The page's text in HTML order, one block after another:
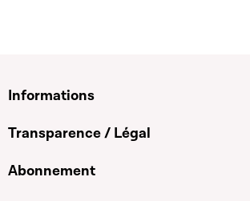
Informations
Transparence / Légal
Abonnement